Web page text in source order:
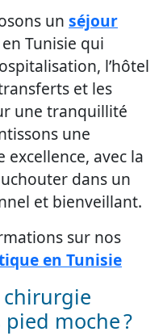
un séjour
en Tunisie qui
l’hôtel
et les
une tranquillité
une
avec la
dans un
et bienveillant.
sur nos
en Tunisie
moche ?